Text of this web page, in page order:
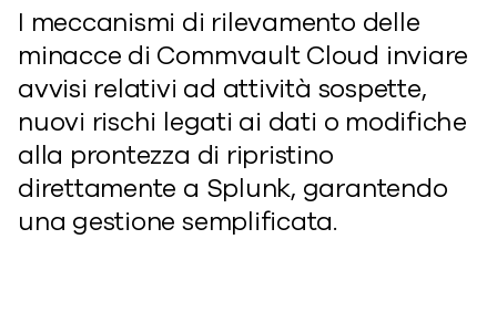
I meccanismi di rilevamento delle
minacce di Commvault Cloud inviare
avvisi relativi ad attività sospette,
nuovi rischi legati ai dati o modifiche
alla prontezza di ripristino
direttamente a Splunk, garantendo
una gestione semplificata.